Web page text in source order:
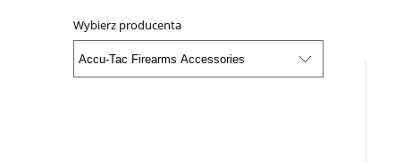
Wybierz producenta